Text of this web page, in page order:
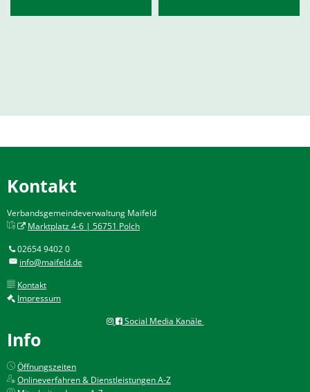
Kontakt
Verbandsgemeindeverwaltung Maifeld
Marktplatz 4-6 | 56751 Polch
02654 9402 0
info@maifeld.de
Kontakt
Impressum
Social Media Kanäle
Info
Öffnungszeiten
Onlineverfahren & Dienstleistungen A-Z